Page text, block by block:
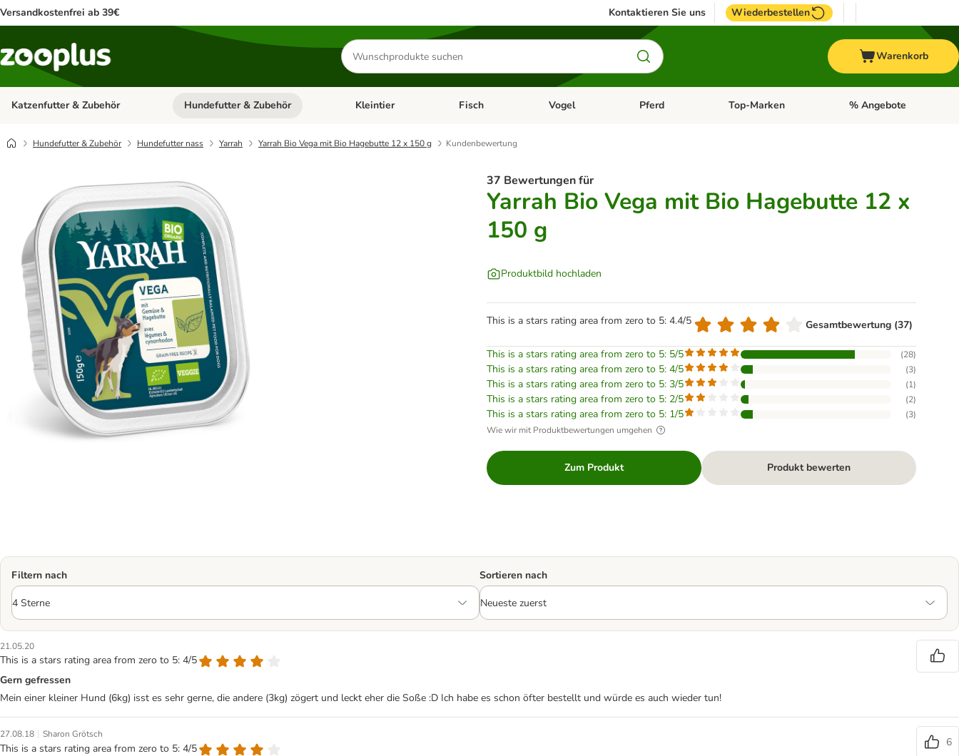
Versandkostenfrei ab 39€ Kontaktieren Sie uns Wiederbestellen
Produkte
suchen
Warenkorb
Katzenfutter & Zubehör Kategorie-Menü öffnen: Katzenfutter & Zubehör
Hundefutter & Zubehör Kategorie-Menü öffnen: Hundefutter & Zubehör
Kleintier Kategorie-Menü öffnen: Kleintier
Fisch Kategorie-Menü öffnen: Fisch
Vogel Kategorie-Menü öffnen: Vogel
Pferd Kategorie-Menü öffnen: Pferd
Top-Marken Kategorie-Menü öffnen:
% Angebote
Hundefutter & Zubehör Hundefutter nass Yarrah Yarrah Bio Vega mit Bio Hagebutte 12 x 150 g Kundenbewertung
37 Bewertungen für
Yarrah Bio Vega mit Bio Hagebutte 12 x
150 g
Produktbild hochladen
This is a stars rating area from zero to 5: 4.4/5 Gesamtbewertung (37)
This is a stars rating area from zero to 5: 5/5 (28)
This is a stars rating area from zero to 5: 4/5 (3)
This is a stars rating area from zero to 5: 3/5 (1)
This is a stars rating area from zero to 5: 2/5 (2)
This is a stars rating area from zero to 5: 1/5 (3)
Wie wir mit Produktbewertungen umgehen
Zum Produkt Produkt bewerten
Filtern nach Sortieren nach
21.05.20
This is a stars rating area from zero to 5: 4/5
Gern gefressen
Mein einer kleiner Hund (6kg) isst es sehr gerne, die andere (3kg) zögert und leckt eher die Soße :D Ich habe es schon öfter bestellt und würde es auch wieder tun!
27.08.18 | Sharon Grötsch
This is a stars rating area from zero to 5: 4/5
6